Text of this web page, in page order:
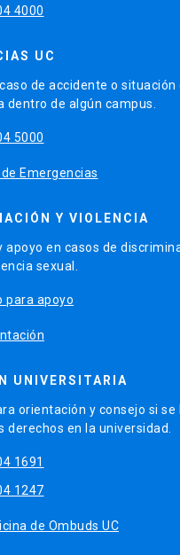
4000
UC
de accidente o situación
dentro de algún campus.
5000
Emergencias
Y VIOLENCIA
apoyo en casos de
sexual.
para apoyo
UNIVERSITARIA
orientación y consejo si se
derechos en la universidad.
1691
1247
de Ombuds UC